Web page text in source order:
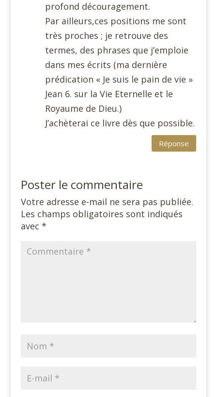
profond découragement.
Par ailleurs,ces positions me sont
très proches ; je retrouve des
termes, des phrases que j’emploie
dans mes écrits (ma dernière
prédication « Je suis le pain de vie »
Jean 6. sur la Vie Eternelle et le
Royaume de Dieu.)
J’achèterai ce livre dès que possible.
Réponse
Poster le commentaire
Votre adresse e-mail ne sera pas publiée.
Les champs obligatoires sont indiqués
avec *